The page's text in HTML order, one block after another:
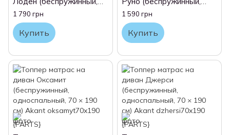
односпальный, 70 × 190
см) Akant
1 790 грн
Купить
односпальный, 70 × 190
см) Akant
1 590 грн
Купить